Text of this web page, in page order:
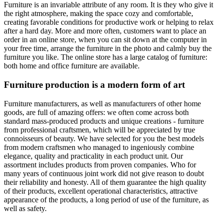
Furniture is an invariable attribute of any room. It is they who give it
the right atmosphere, making the space cozy and comfortable,
creating favorable conditions for productive work or helping to relax
after a hard day. More and more often, customers want to place an
order in an online store, when you can sit down at the computer in
your free time, arrange the furniture in the photo and calmly buy the
furniture you like. The online store has a large catalog of furniture:
both home and office furniture are available.
Furniture production is a modern form of art
Furniture manufacturers, as well as manufacturers of other home
goods, are full of amazing offers: we often come across both
standard mass-produced products and unique creations - furniture
from professional craftsmen, which will be appreciated by true
connoisseurs of beauty. We have selected for you the best models
from modern craftsmen who managed to ingeniously combine
elegance, quality and practicality in each product unit. Our
assortment includes products from proven companies. Who for
many years of continuous joint work did not give reason to doubt
their reliability and honesty. All of them guarantee the high quality
of their products, excellent operational characteristics, attractive
appearance of the products, a long period of use of the furniture, as
well as safety.